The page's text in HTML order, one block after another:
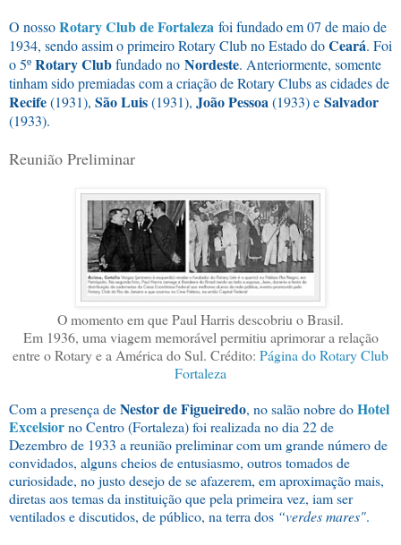
O nossoRotary Club de Fortaleza foi fundado em 07 de maio de
1934, sendo assim o primeiro Rotary Club no Estado doCeará. Foi
o 5ºRotary Clubfundado no Nordeste. Anteriormente, somente
tinham sido premiadas com a criação de Rotary Clubs as cidades de
Recife(1931), São Luis(1931), João Pessoa (1933) e Salvador
(1933).
Reunião Preliminar
O momento em que Paul Harris descobriu o Brasil.
Em 1936, uma viagem memorável permitiu aprimorar a relação
entre o Rotary e a América do Sul. Crédito: Página do Rotary Club
Fortaleza
Com a presença deNestor de Figueiredo, no salão nobre doHotel
Excelsiorno Centro (Fortaleza) foi realizada no dia 22 de
Dezembro de 1933 a reunião preliminar com um grande número de
convidados, alguns cheios de entusiasmo, outros tomados de
curiosidade, no justo desejo de se afazerem, em aproximação mais,
diretas aos temas da instituição que pela primeira vez, iam ser
ventilados e discutidos, de público, na terra dos “verdes mares".